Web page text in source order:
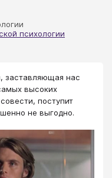
психологии
заставляющая нас
высоких
поступит
не выгодно.